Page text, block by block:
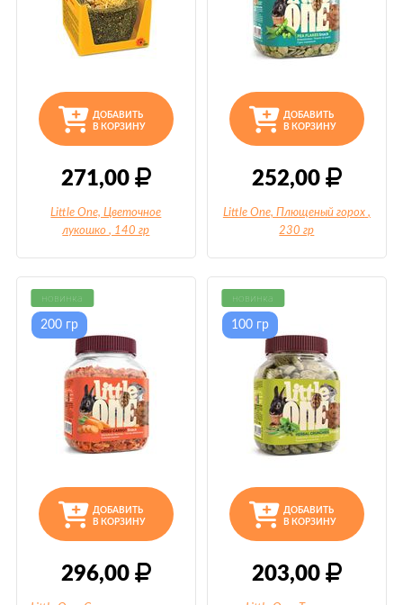
ДОБАВИТЬ
В КОРЗИНУ
271,00
Little One, Цветочное
лукошко , 140 гр
ДОБАВИТЬ
В КОРЗИНУ
252,00
Little One, Плющеный горох ,
230 гр
новинка
ДОБАВИТЬ
В КОРЗИНУ
296,00
200 гр
новинка
ДОБАВИТЬ
В КОРЗИНУ
203,00
100 гр